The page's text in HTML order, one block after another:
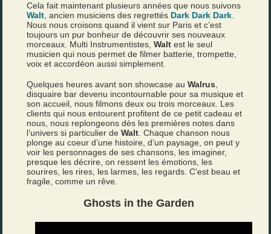
Cela fait maintenant plusieurs années que nous suivons
Walt , ancien musiciens des regrettés Dark Dark Dark
Nous nous croisons quand il vient sur Paris et c’est
toujours un pur bonheur de découvrir ses nouveaux
morceaux. Multi Instrumentistes,Waltest le seul
musicien qui nous permet de filmer batterie, trompette,
voix et accordéon aussi simplement.
Quelques heures avant son showcase auWalrus
disquaire bar devenu incontournable pour sa musique et
son accueil, nous filmons deux ou trois morceaux. Les
clients qui nous entourent profitent de ce petit cadeau et
nous, nous replongeons dès les premières notes dans
l’univers si particulier deWalt . Chaque chanson nous
plonge au coeur d’une histoire, d’un paysage, on peut y
voir les personnages de ses chansons, les imaginer,
presque les décrire, on ressent les émotions, les
sourires, les rires, les larmes, les regards. C’est beau et
fragile, comme un rêve.
Ghosts in the Garden